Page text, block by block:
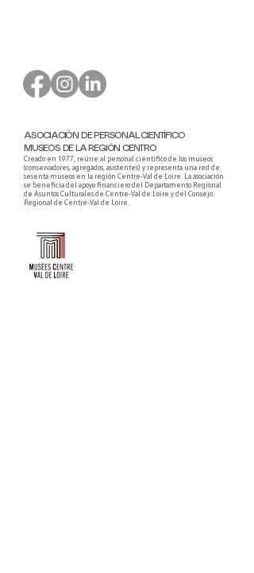
ASOCIACIÓN DE PERSONAL CIENTÍFICO
MUSEOS DE LA REGIÓN CENTRO
Creado en 1977, reúne al personal científico de los museos
(conservadores, agregados, asistentes) y representa una red de
sesenta museos en la región Centre-Val de Loire. La asociación
se beneficia del apoyo financiero del Departamento Regional
de Asuntos Culturales de Centre-Val de Loire y del Consejo
Regional de Centre-Val de Loire.